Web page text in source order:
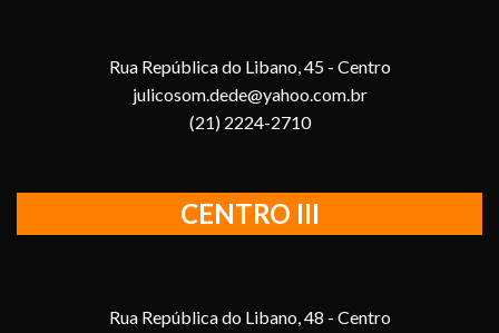
Rua República do Libano, 45 - Centro
julicosom.dede@yahoo.com.br
(21) 2224-2710
CENTRO III
Rua República do Libano, 48 - Centro